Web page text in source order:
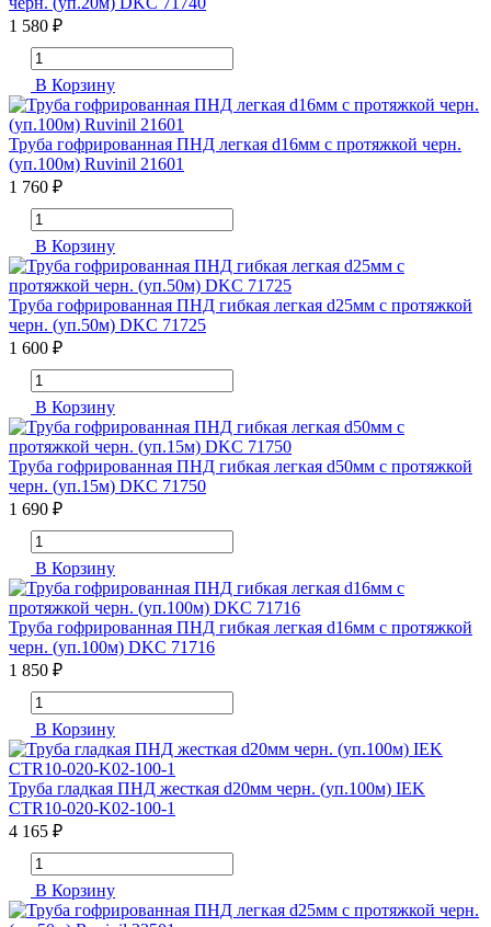
1 580 ₽
В Корзину
Труба гофрированная ПНД легкая d16мм с протяжкой черн.
(уп.100м) Ruvinil 21601
1 760 ₽
В Корзину
Труба гофрированная ПНД гибкая легкая d25мм с протяжкой
черн. (уп.50м) DKC 71725
1 600 ₽
В Корзину
Труба гофрированная ПНД гибкая легкая d50мм с протяжкой
черн. (уп.15м) DKC 71750
1 690 ₽
В Корзину
Труба гофрированная ПНД гибкая легкая d16мм с протяжкой
черн. (уп.100м) DKC 71716
1 850 ₽
В Корзину
Труба гладкая ПНД жесткая d20мм черн. (уп.100м) IEK
CTR10-020-K02-100-1
4 165 ₽
В Корзину